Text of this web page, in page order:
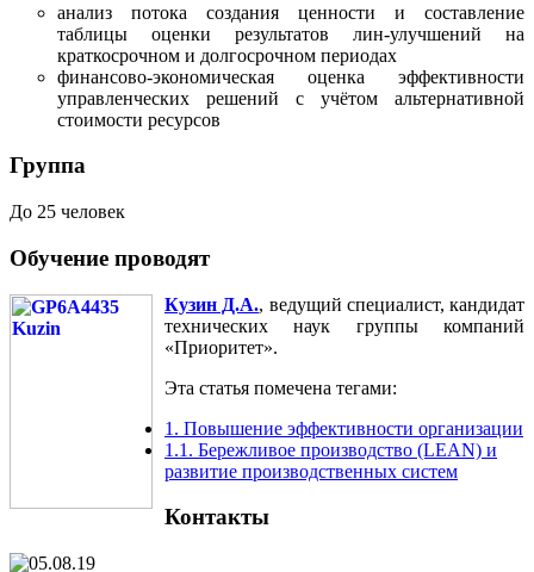
анализ потока создания ценности и составление
таблицы оценки результатов лин-улучшений на
краткосрочном и долгосрочном периодах
финансово-экономическая оценка эффективности
управленческих решений с учётом альтернативной
стоимости ресурсов
Группа
До 25 человек
Обучение проводят
Кузин Д.А., ведущий специалист, кандидат
технических наук группы компаний
«Приоритет».
Эта статья помечена тегами:
1. Повышение эффективности организации
1.1. Бережливое производство (LEAN) и
развитие производственных систем
Контакты